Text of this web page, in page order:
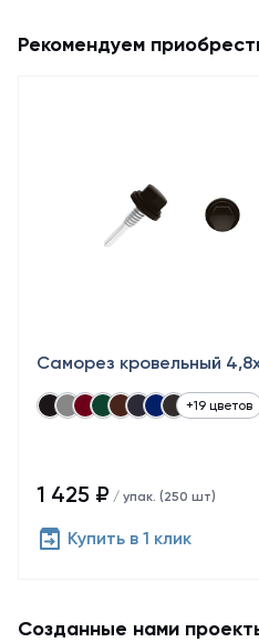
Рекомендуем
Саморез кровельный
+19 цветов
1 425 ₽ / упак. (250 шт)
Купить в 1 клик
Созданные нами